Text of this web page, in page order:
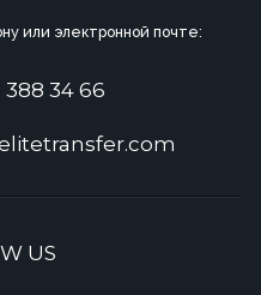
или электронной почте:
388 34 66
US